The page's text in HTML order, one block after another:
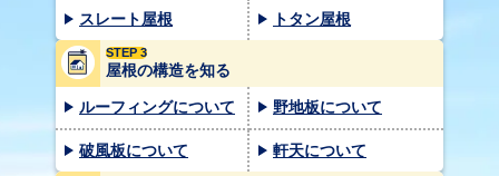
スレート屋根 トタン屋根
STEP 3
屋根の構造を知る
ルーフィングについて 野地板について
破風板について 軒天について